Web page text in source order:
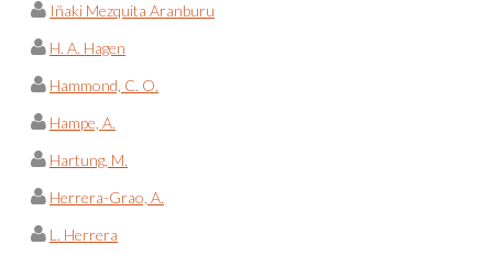
Iñaki Mezquita Aranburu
H. A. Hagen
Hammond, C. O.
Hampe, A.
Hartung, M.
Herrera-Grao, A.
L. Herrera